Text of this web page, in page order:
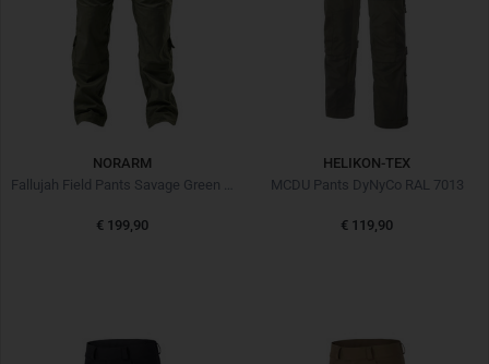
NORARM
€ 199,90
HELIKON-TEX
MCDU Pants DyNyCo RAL 7013
€ 119,90